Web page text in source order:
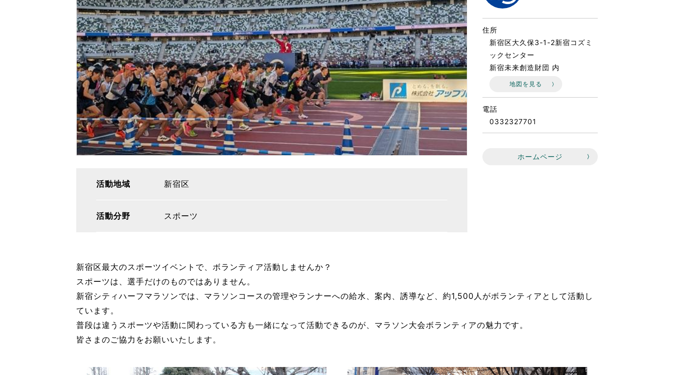
活動地域 新宿区
活動分野 スポーツ
住所
新宿区大久保3-1-2新宿コズミ
ックセンター
新宿未来創造財団 内
地図を見る
電話
0332327701
ホームページ
新宿区最大のスポーツイベントで、ボランティア活動しませんか？
スポーツは、選手だけのものではありません。
新宿シティハーフマラソンでは、マラソンコースの管理やランナーへの給水、案内、誘導など、約1,500人がボランティアとして活動し
ています。
普段は違うスポーツや活動に関わっている方も一緒になって活動できるのが、マラソン大会ボランティアの魅力です。
皆さまのご協力をお願いいたします。